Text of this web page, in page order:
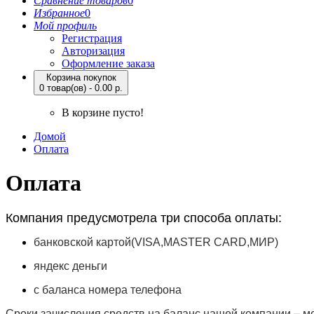
Избранное0
Мой профиль
Регистрация
Авторизация
Оформление заказа
Корзина покупок
0 товар(ов) - 0.00 р.
В корзине пусто!
Домой
Оплата
Оплата
Компания предусмотрела три способа оплаты:
банковской картой(VISA,MASTER CARD,МИР)
яндекс деньги
с баланса номера телефона